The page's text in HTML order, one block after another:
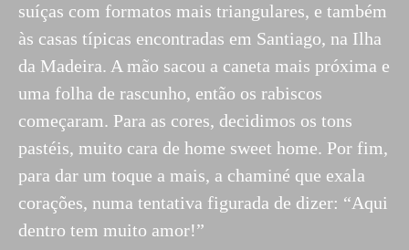
suíças com formatos mais triangulares, e também
às casas típicas encontradas em Santiago, na Ilha
da Madeira. A mão sacou a caneta mais próxima e
uma folha de rascunho, então os rabiscos
começaram. Para as cores, decidimos os tons
pastéis, muito cara de home sweet home. Por fim,
para dar um toque a mais, a chaminé que exala
corações, numa tentativa figurada de dizer: “Aqui
dentro tem muito amor!”